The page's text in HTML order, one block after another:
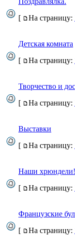
[
На страницу:
Детская комната
[
На страницу:
Творчество и
[
На страницу:
Выставки
[
На страницу:
Наши
[
На страницу:
Французские
[
На страницу: